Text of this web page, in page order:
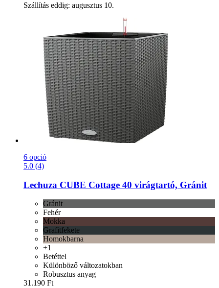
Szállítás eddig: augusztus 10.
6 opció
5.0 (4)
Lechuza CUBE Cottage 40 virágtartó, Gránit
Gránit
Fehér
Mokka
Grafitfekete
Homokbarna
+1
Betéttel
Különböző változatokban
Robusztus anyag
31.190 Ft